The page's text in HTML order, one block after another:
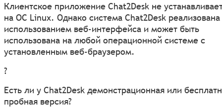
Клиентское приложение Chat2Desk не
на ОС Linux. Однако система Chat2Desk реализована
использованием веб-интерфейса и может быть
использована на любой операционной системе с
установленным веб-браузером.
?
Есть ли у Chat2Desk демонстрационная или
пробная версия?